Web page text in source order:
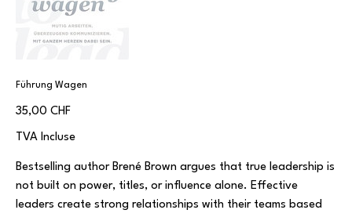
Führung Wagen
Prix
35,00 CHF
TVA Incluse
Bestselling author Brené Brown argues that true leadership is
not built on power, titles, or influence alone. Effective
leaders create strong relationships with their teams based